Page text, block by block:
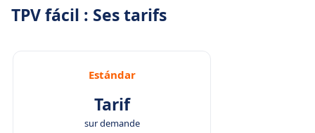
TPV fácil : Ses tarifs
Estándar
Tarif
sur demande